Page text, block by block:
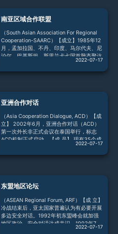
南亚区域合作联盟
（South Asian Association For Regional
Cooperation-SAARC）【成立】1985年12
月，孟加拉国、不丹、印度、马尔代夫、尼
泊尔、巴基斯坦、斯里兰卡七国首脑齐聚达
域合作联盟宪章》，宣告南盟正式成立。
内经济增长、社会进步和文化发展，为每个
会；促进和加强南亚国家集体自力更生；
2022-07-17
亚洲合作对话
（Asia Cooperation Dialogue, ACD）【成
立】 2002年6月，亚洲合作对话（ACD）
第一次外长非正式会议在泰国举行，标志
ACD机制正式启动。【成 员】 现有35个成
东盟10国（文莱、柬埔寨、印尼、老挝、马
坦、吉尔吉斯斯坦、塔吉克斯坦、乌兹别克
特、阿曼、卡塔尔、巴林、巴勒斯坦。泰国
是ACD永久协
2022-07-17
东盟地区论坛
（ASEAN Regional Forum, ARF）【成 立】
冷战结束后，亚太国家普遍认为有必要开展
多边安全对话。1992年初东盟峰会就加强
地区政治、安全对话达成共识。1993年7
2022-07-17